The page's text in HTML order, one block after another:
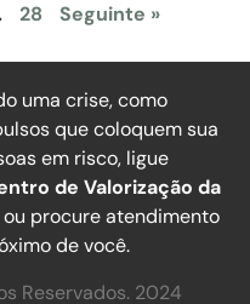
28 Seguinte »
uma crise, como
que coloquem sua
em risco, ligue
de Valorização da
procure atendimento
de você.
Reservados. 2024